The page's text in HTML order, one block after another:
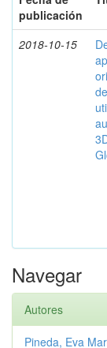
publicación
2018-10-15
Navegar
Autores
Pineda, Eva